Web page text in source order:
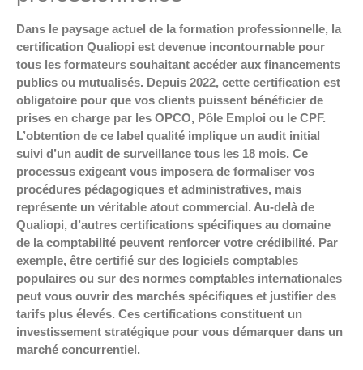
Dans le paysage actuel de la formation professionnelle, la
certification Qualiopi est devenue incontournable pour
tous les formateurs souhaitant accéder aux financements
publics ou mutualisés. Depuis 2022, cette certification est
obligatoire pour que vos clients puissent bénéficier de
prises en charge par les OPCO, Pôle Emploi ou le CPF.
L’obtention de ce label qualité implique un audit initial
suivi d’un audit de surveillance tous les 18 mois. Ce
processus exigeant vous imposera de formaliser vos
procédures pédagogiques et administratives, mais
représente un véritable atout commercial. Au-delà de
Qualiopi, d’autres certifications spécifiques au domaine
de la comptabilité peuvent renforcer votre crédibilité. Par
exemple, être certifié sur des logiciels comptables
populaires ou sur des normes comptables internationales
peut vous ouvrir des marchés spécifiques et justifier des
tarifs plus élevés. Ces certifications constituent un
investissement stratégique pour vous démarquer dans un
marché concurrentiel.